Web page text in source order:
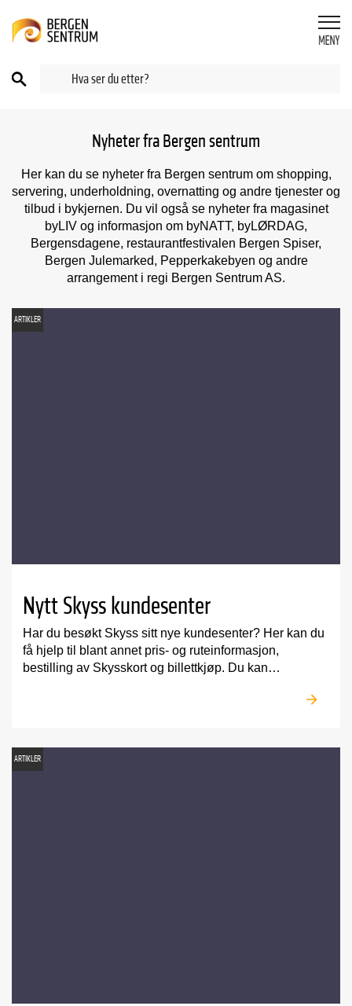
Nyheter fra Bergen sentrum
Her kan du se nyheter fra Bergen sentrum om shopping,
servering, underholdning, overnatting og andre tjenester og
tilbud i bykjernen. Du vil også se nyheter fra magasinet
byLIV og informasjon om byNATT, byLØRDAG,
Bergensdagene, restaurantfestivalen Bergen Spiser,
Bergen Julemarked, Pepperkakebyen og andre
arrangement i regi Bergen Sentrum AS.
ARTIKLER
Nytt Skyss kundesenter
Har du besøkt Skyss sitt nye kundesenter? Her kan du
få hjelp til blant annet pris- og ruteinformasjon,
bestilling av Skysskort og billettkjøp. Du kan…
ARTIKLER